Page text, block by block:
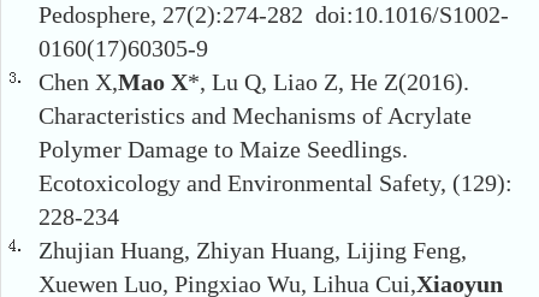
Pedosphere, 27(2):274-282 doi:10.1016/S1002-
0160(17)60305-9
Chen X,Mao X*, Lu Q, Liao Z, He Z(2016).
Characteristics and Mechanisms of Acrylate
Polymer Damage to Maize Seedlings.
Ecotoxicology and Environmental Safety, (129):
228-234
Zhujian Huang, Zhiyan Huang, Lijing Feng,
Xuewen Luo, Pingxiao Wu, Lihua Cui,Xiaoyun